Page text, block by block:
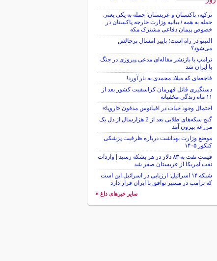
ترکیه، پاکستان و عربستان: حمله به یکی یعنی
حمله به همه / بیانیه وزارت خارجه پاکستان در
خصوص پیمان دفاعی مشترک مکه
النینو در راه است؛ پاییز امسال پرچالش
می‌شود؟
ترامپ با بازنشر مقاله‌ای مدعی پیروزی در جنگ
با ایران شد
فاجعه‌ای که میلاد محمدی به بار آورد!
دستگیری قاتل قهرمان کراسفیت کشور بعد از
۱۱ ماه زندگی مخفیانه
احتمال وجود حیات در اقیانوس مدفون «اروپا»
گنج سکه‌های طلایی بعد از 2 هزارسال از دل یک
مزرعه بیرون آمد
موضع وزارت بهداشت درباره ظرفیت پزشکی
کنکور ۱۴۰۵
قیمت نفت به ۸۳ دلار در هر بشکه رسید | واردات
نفت آمریکا از عربستان صفر شد
شبکه ۱۴ اسرائیل: ارزیابی در اسرائیل این است
که ترامپ در مسیر توافق با ایران قرار دارد
سایر خبرهای داغ »